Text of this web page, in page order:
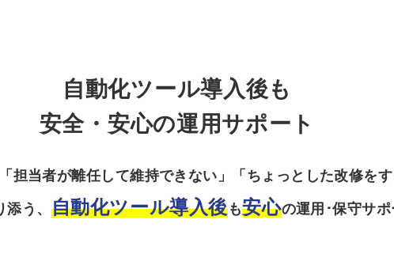
自動化ツール導入後も
安全・安心の運用サポート
担当者が離任して維持できない」「ちょっとした改修をす
う、 自動化ツール導入後も安心の運用･保守サポ